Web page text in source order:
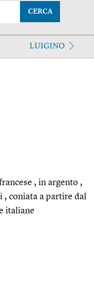
CERCA
LUIGINO
, in argento ,
coniata a partire dal
italiane